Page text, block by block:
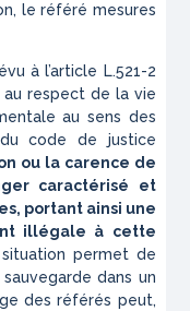
le référé mesures
à l’article L.521-2
respect de la vie
au sens des
code de justice
ou la carence de
caractérisé et
portant ainsi une
illégale à cette
permet de
dans un
des référés peut,